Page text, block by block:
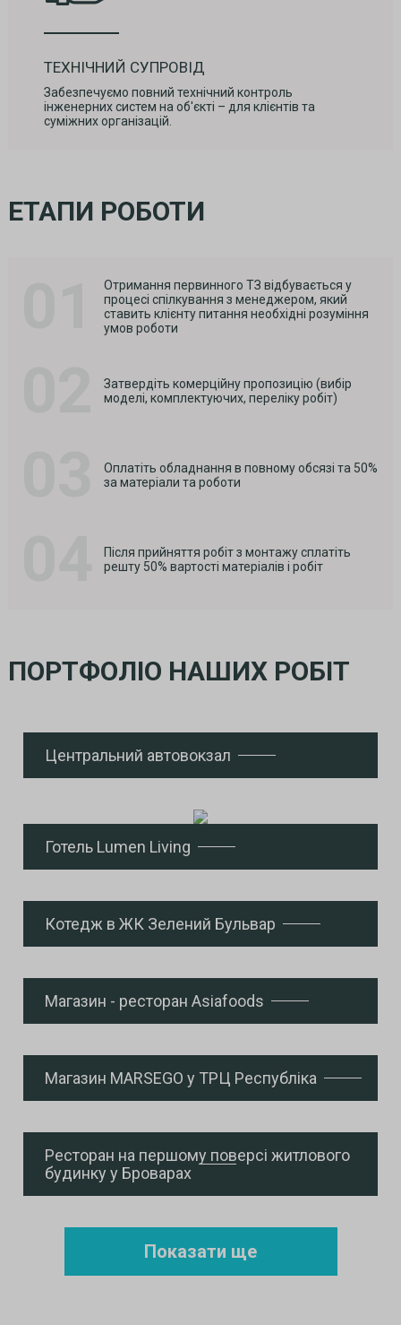
ТЕХНІЧНИЙ СУПРОВІД
Забезпечуємо повний технічний контроль
інженерних систем на об'єкті – для клієнтів та
суміжних організацій.
ЕТАПИ РОБОТИ
Отримання первинного ТЗ відбувається у
процесі спілкування з менеджером, який
ставить клієнту питання необхідні розуміння
умов роботи
Затвердіть комерційну пропозицію (вибір
моделі, комплектуючих, переліку робіт)
Оплатіть обладнання в повному обсязі та 50%
за матеріали та роботи
Після прийняття робіт з монтажу сплатіть
решту 50% вартості матеріалів і робіт
ПОРТФОЛІО НАШИХ РОБІТ
Центральний автовокзал
Готель Lumen Living
Котедж в ЖК Зелений Бульвар
Магазин - ресторан Asiafoods
Магазин MARSEGO у ТРЦ Республіка
Ресторан на першому поверсі житлового
будинку у Броварах
Показати ще